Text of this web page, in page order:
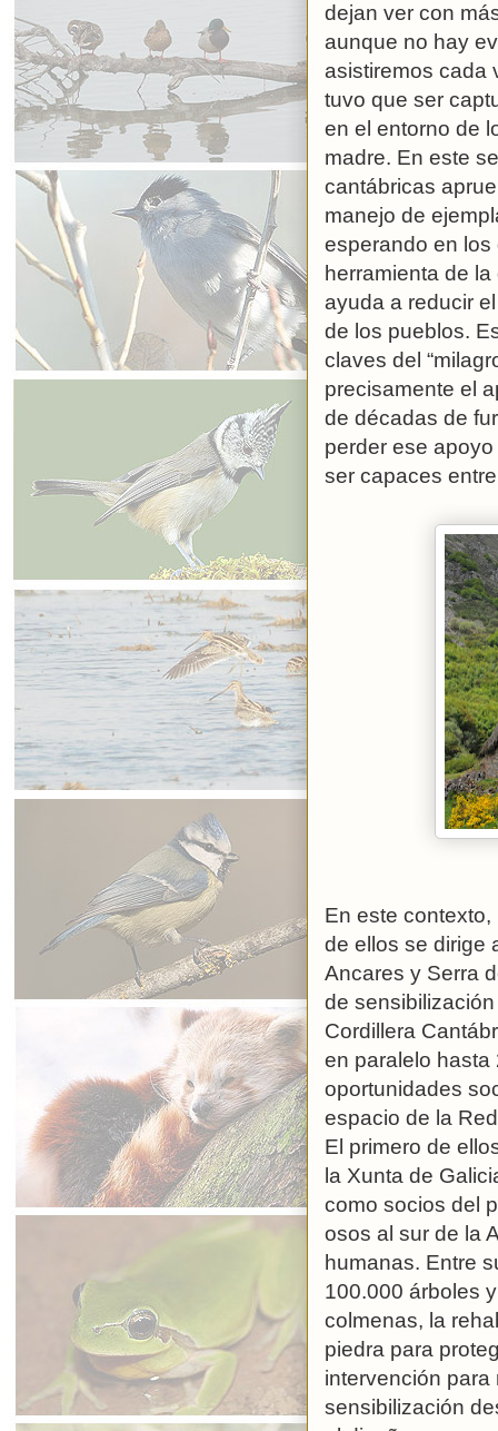
dejan ver con
aunque no hay
asistiremos cada
tuvo que ser
en el entorno de
madre. En este
cantábricas
manejo de
esperando en
herramienta de
ayuda a reducir
de los pueblos.
claves del
precisamente el
de décadas de
perder ese
ser capaces
En este
de ellos se dirige
Ancares y Serra
de
Cordillera
en paralelo
oportunidades
espacio de la
El primero de
la Xunta de
como socios del
osos al sur de la
humanas. Entre
100.000 árboles
colmenas, la
piedra para
intervención
sensibilización